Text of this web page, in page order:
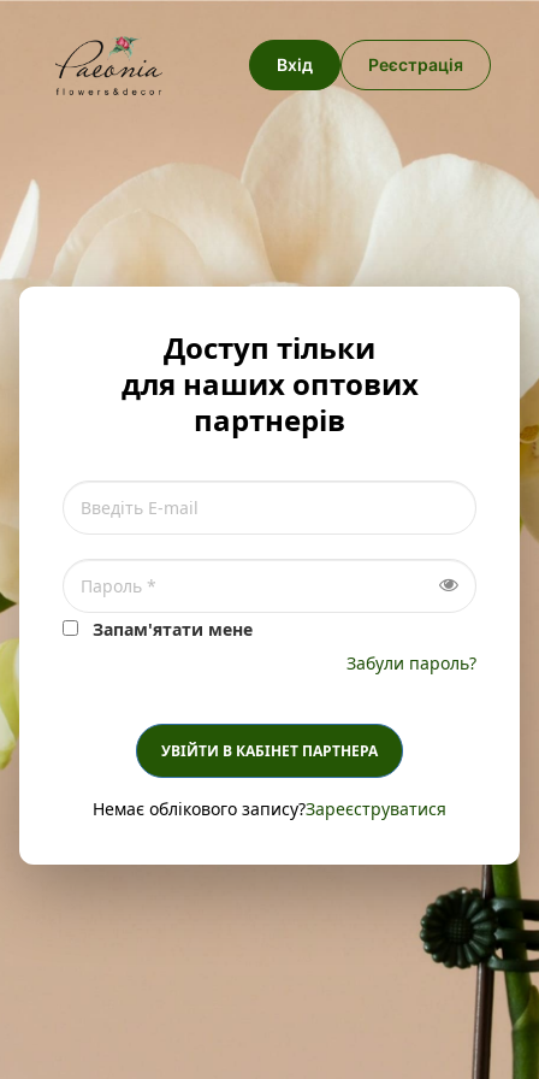
Вхід Реєстрація
Доступ тільки
для наших оптових
партнерів
Запам'ятати мене
Забули пароль?
УВІЙТИ В КАБІНЕТ ПАРТНЕРА
Немає облікового запису?Зареєструватися